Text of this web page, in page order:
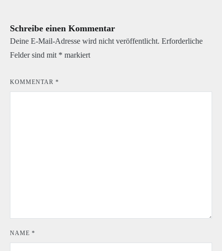
Schreibe einen Kommentar
Deine E-Mail-Adresse wird nicht veröffentlicht. Erforderliche
Felder sind mit * markiert
KOMMENTAR *
NAME *